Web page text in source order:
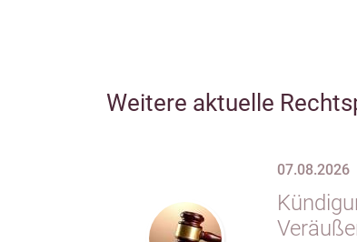
Weitere aktuelle
07.08.2026